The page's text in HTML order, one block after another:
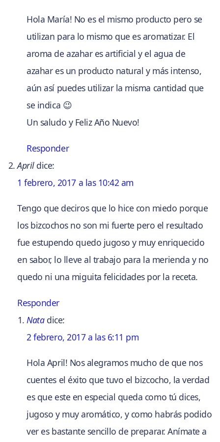
Hola María! No es el mismo producto pero se
utilizan para lo mismo que es aromatizar. El
aroma de azahar es artificial y el agua de
azahar es un producto natural y más intenso,
aún así puedes utilizar la misma cantidad que
se indica 😉
Un saludo y Feliz Año Nuevo!
Responder
April dice:
1 febrero, 2017 a las 10:42 am
Tengo que deciros que lo hice con miedo porque
los bizcochos no son mi fuerte pero el resultado
fue estupendo quedo jugoso y muy enriquecido
en sabor, lo lleve al trabajo para la merienda y no
quedo ni una miguita felicidades por la receta.
Responder
Nata dice:
2 febrero, 2017 a las 6:11 pm
Hola April! Nos alegramos mucho de que nos
cuentes el éxito que tuvo el bizcocho, la verdad
es que este en especial queda como tú dices,
jugoso y muy aromático, y como habrás podido
ver es bastante sencillo de preparar. Anímate a